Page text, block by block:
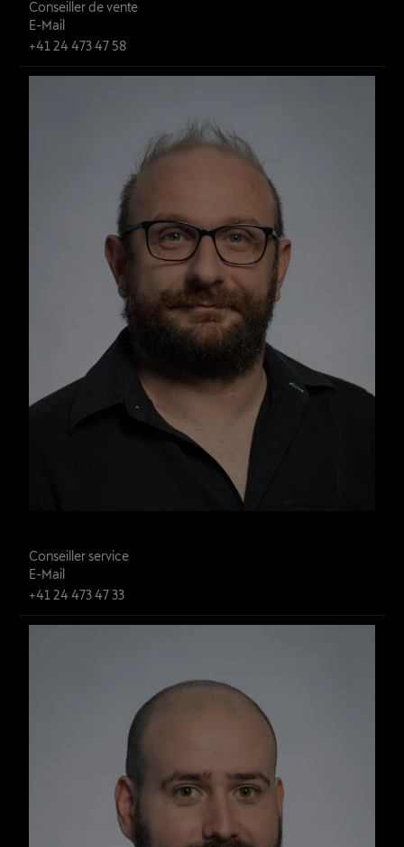
Conseiller de vente
E-Mail
+41 24 473 47 58
Conseiller service
E-Mail
+41 24 473 47 33